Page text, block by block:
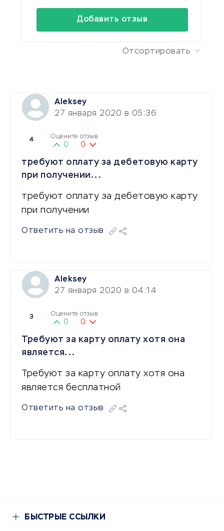
Добавить отзыв
Отсортировать
Aleksey
27 января 2020 в 05:36
4 Оцените отзыв
0 0
требуют оплату за дебетовую карту
при получении...
требуют оплату за дебетовую карту
при получении
Ответить на отзыв
Aleksey
27 января 2020 в 04:14
3 Оцените отзыв
0 0
Требуют за карту оплату хотя она
является...
Требуют за карту оплату хотя она
является бесплатной
Ответить на отзыв
БЫСТРЫЕ ССЫЛКИ